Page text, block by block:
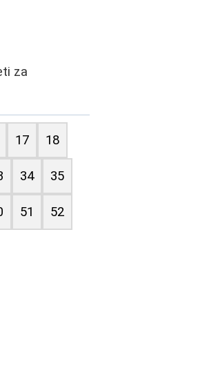
za
17 18
34 35
51 52